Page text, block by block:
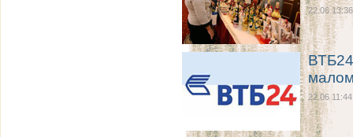
22.06 13:36
22.06 11:44